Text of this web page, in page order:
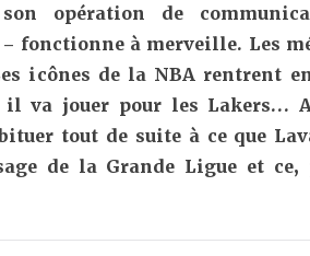
son opération de
fonctionne à merveille. Les
icônes de la NBA rentrent
va jouer pour les Lakers…
tout de suite à ce que
de la Grande Ligue et ce,